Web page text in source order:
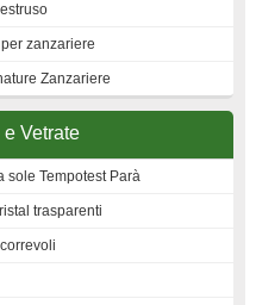
zanzariere
Zanzariere
e Vetrate
sole Tempotest Parà
trasparenti